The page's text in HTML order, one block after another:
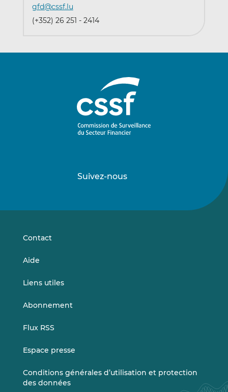
(+352) 26 251 - 2414
gfd@cssf.lu
Suivez-nous
sursur
Contact
Aide
Liens utiles
Abonnement
Flux RSS
Espace presse
Conditions générales d’utilisation et protection
des données